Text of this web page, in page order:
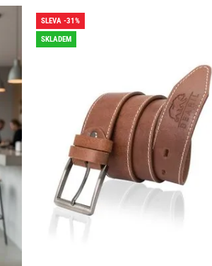
SLEVA -31%
SKLADEM